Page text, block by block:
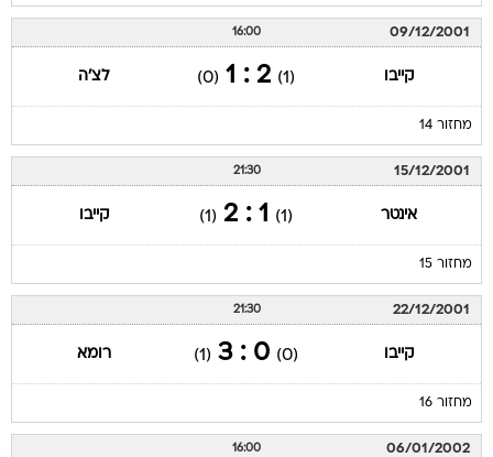
09/12/2001
16:00
קייבו (1)
2 : 1
(0) לצ'ה
מחזור 14
15/12/2001
21:30
אינטר (1)
1 : 2
(1) קייבו
מחזור 15
22/12/2001
21:30
קייבו (0)
0 : 3
(1) רומא
מחזור 16
06/01/2002
16:00